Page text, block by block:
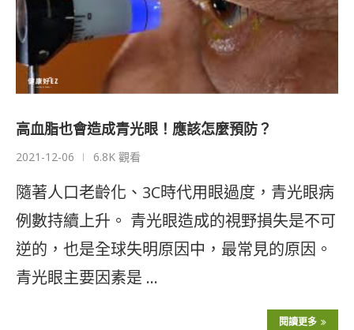
高血脂也會造成青光眼！應該怎麼預防？
2021-12-06 6.8K 觀看
隨著人口老齡化、3C時代用眼過度，青光眼病
例數持續上升。 青光眼造成的視野損失是不可
逆的，也是全球失明原因中，最常見的原因。
青光眼主要因素是 …
閱讀更多